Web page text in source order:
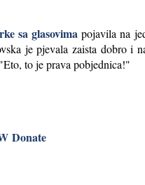
sa glasovimapojavila na
je pjevala zaista dobro i
to je prava pobjednica!"
Donate